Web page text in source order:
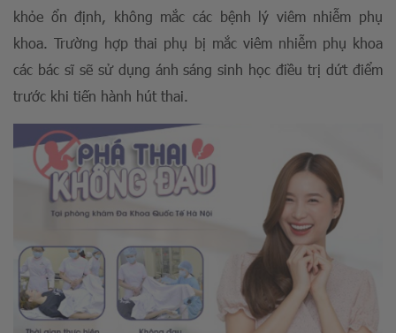
khỏe ổn định, không mắc các bệnh lý viêm nhiễm phụ
khoa. Trường hợp thai phụ bị mắc viêm nhiễm phụ khoa
các bác sĩ sẽ sử dụng ánh sáng sinh học điều trị dứt điểm
trước khi tiến hành hút thai.